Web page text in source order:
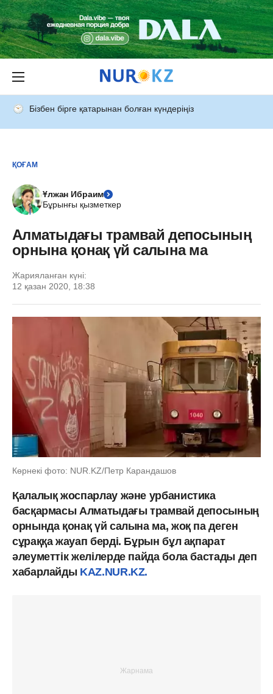
Бізбен бірге қатарынан болған күндеріңіз
ҚОҒАМ
Ұлжан Ибраим
Бұрынғы қызметкер
Алматыдағы трамвай депосының
орнына қонақ үй салына ма
Жарияланған күні:
12 қазан 2020, 18:38
Көрнекі фото: NUR.KZ/Петр Карандашов
Қалалық жоспарлау және урбанистика
басқармасы Алматыдағы трамвай депосының
орнында қонақ үй салына ма, жоқ па деген
сұраққа жауап берді. Бұрын бұл ақпарат
әлеуметтік желілерде пайда бола бастады деп
хабарлайды KAZ.NUR.KZ.